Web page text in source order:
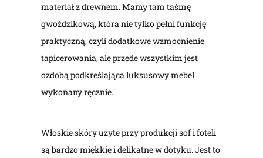
materiał z drewnem. Mamy tam taśmę
gwoździkową, która nie tylko pełni funkcję
praktyczną, czyli dodatkowe wzmocnienie
tapicerowania, ale przede wszystkim jest
ozdobą podkreślająca luksusowy mebel
wykonany ręcznie.
Włoskie skóry użyte przy produkcji sof i foteli
są bardzo miękkie i delikatne w dotyku. Jest to